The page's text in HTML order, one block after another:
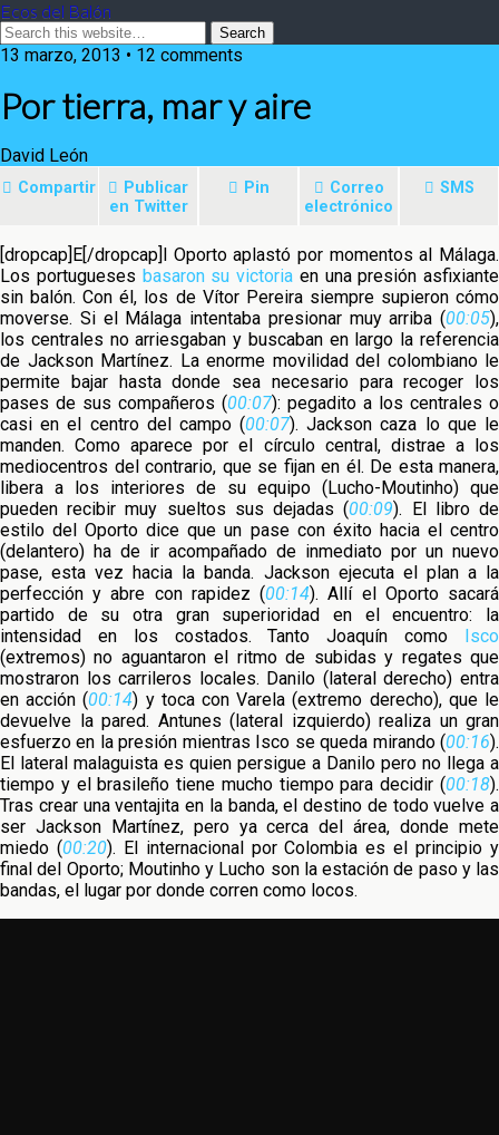
Ecos del Balón
13 marzo, 2013 • 12 comments
Por tierra, mar y aire
David León
Compartir
Publicar
en Twitter
Pin
Correo
electrónico
SMS
[dropcap]E[/dropcap]l Oporto aplastó por momentos al Málaga.
Los portugueses basaron su victoria en una presión asfixiante
sin balón. Con él, los de Vítor Pereira siempre supieron cómo
moverse. Si el Málaga intentaba presionar muy arriba (00:05),
los centrales no arriesgaban y buscaban en largo la referencia
de Jackson Martínez. La enorme movilidad del colombiano le
permite bajar hasta donde sea necesario para recoger los
pases de sus compañeros (00:07): pegadito a los centrales o
casi en el centro del campo (00:07). Jackson caza lo que le
manden. Como aparece por el círculo central, distrae a los
mediocentros del contrario, que se fijan en él. De esta manera,
libera a los interiores de su equipo (Lucho-Moutinho) que
pueden recibir muy sueltos sus dejadas (00:09). El libro de
estilo del Oporto dice que un pase con éxito hacia el centro
(delantero) ha de ir acompañado de inmediato por un nuevo
pase, esta vez hacia la banda. Jackson ejecuta el plan a la
perfección y abre con rapidez (00:14). Allí el Oporto sacará
partido de su otra gran superioridad en el encuentro: la
intensidad en los costados. Tanto Joaquín como Isco
(extremos) no aguantaron el ritmo de subidas y regates que
mostraron los carrileros locales. Danilo (lateral derecho) entra
en acción (00:14) y toca con Varela (extremo derecho), que le
devuelve la pared. Antunes (lateral izquierdo) realiza un gran
esfuerzo en la presión mientras Isco se queda mirando (00:16).
El lateral malaguista es quien persigue a Danilo pero no llega a
tiempo y el brasileño tiene mucho tiempo para decidir (00:18).
Tras crear una ventajita en la banda, el destino de todo vuelve a
ser Jackson Martínez, pero ya cerca del área, donde mete
miedo (00:20). El internacional por Colombia es el principio y
final del Oporto; Moutinho y Lucho son la estación de paso y las
bandas, el lugar por donde corren como locos.